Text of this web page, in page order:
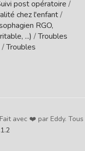
post opératoire /
chez l'enfant/
RGO,
...) /Troubles
/Troubles
avec ❤️ par Eddy. Tous